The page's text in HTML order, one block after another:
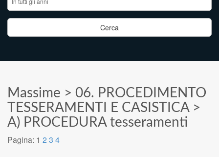
Massime > 06. PROCEDIMENTO
TESSERAMENTI E CASISTICA>
A) PROCEDURA tesseramenti
Pagina: 1 2 3 4